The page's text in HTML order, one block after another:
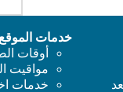
خدمات الموقع
أوقات
مواقيت
خدمات